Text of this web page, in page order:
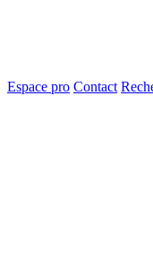
Espace pro Contact